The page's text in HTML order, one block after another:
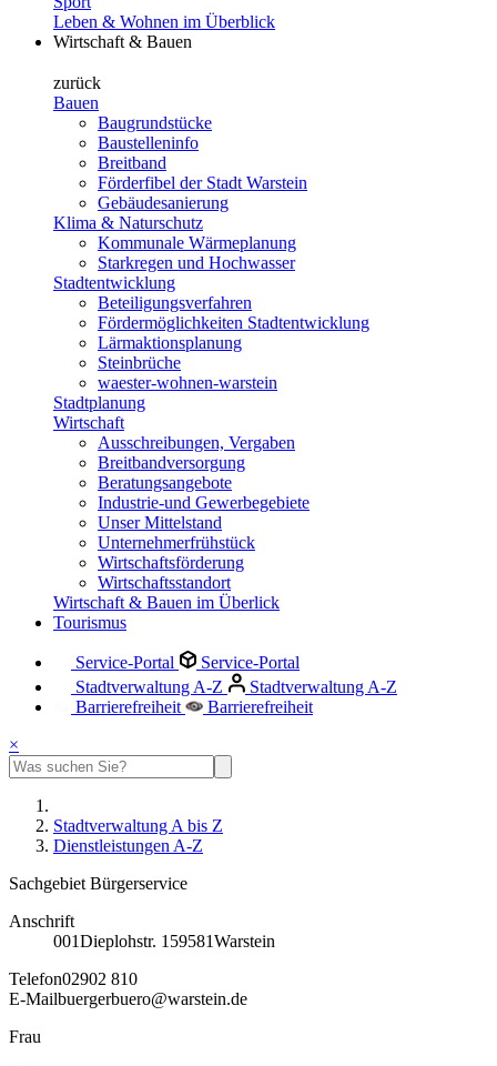
Leben & Wohnen im Überblick
Wirtschaft & Bauen
zurück
Bauen
Baugrundstücke
Baustelleninfo
Breitband
Förderfibel der Stadt Warstein
Gebäudesanierung
Klima & Naturschutz
Kommunale Wärmeplanung
Starkregen und Hochwasser
Stadtentwicklung
Beteiligungsverfahren
Fördermöglichkeiten Stadtentwicklung
Lärmaktionsplanung
Steinbrüche
waester-wohnen-warstein
Stadtplanung
Wirtschaft
Ausschreibungen, Vergaben
Breitbandversorgung
Beratungsangebote
Industrie-und Gewerbegebiete
Unser Mittelstand
Unternehmerfrühstück
Wirtschaftsförderung
Wirtschaftsstandort
Wirtschaft & Bauen im Überlick
Tourismus
Service-Portal
Service-Portal
Stadtverwaltung A-Z
Stadtverwaltung A-Z
Barrierefreiheit
Barrierefreiheit
×
Stadtverwaltung A bis Z
Dienstleistungen A-Z
Sachgebiet Bürgerservice
Anschrift
001Dieplohstr. 1 59581Warstein
Telefon02902 810
E-Mailbuergerbuero@warstein.de
Frau